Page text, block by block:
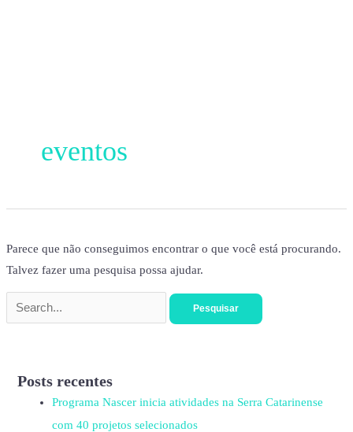
eventos
Parece que não conseguimos encontrar o que você está procurando.
Talvez fazer uma pesquisa possa ajudar.
Posts recentes
Programa Nascer inicia atividades na Serra Catarinense
com 40 projetos selecionados